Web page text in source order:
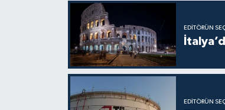
EDITÖRÜN
EDITÖRÜN